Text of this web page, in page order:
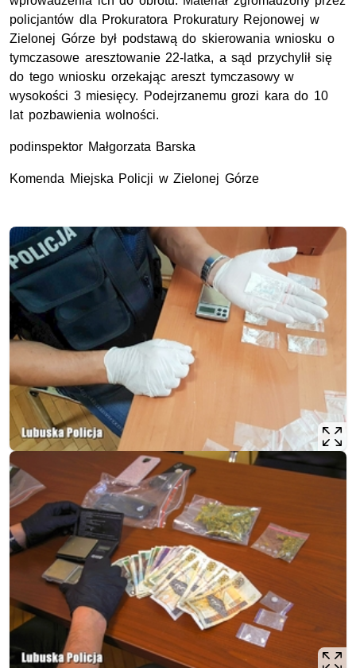
policjantów dla Prokuratora Prokuratury Rejonowej w
Zielonej Górze był podstawą do skierowania wniosku o
tymczasowe aresztowanie 22-latka, a sąd przychylił się
do tego wniosku orzekając areszt tymczasowy w
wysokości 3 miesięcy. Podejrzanemu grozi kara do 10
lat pozbawienia wolności.
podinspektor Małgorzata Barska
Komenda Miejska Policji w Zielonej Górze